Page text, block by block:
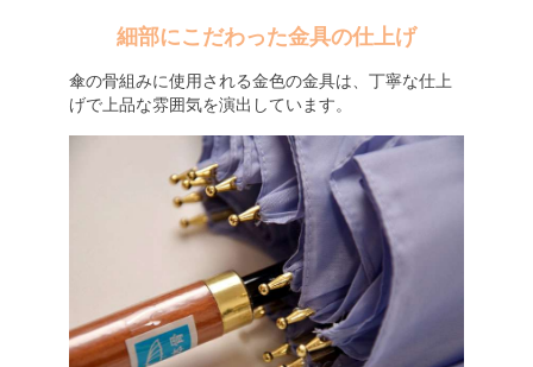
細部にこだわった金具の仕上げ
傘の骨組みに使用される金色の金具は、丁寧な仕上
げで上品な雰囲気を演出しています。